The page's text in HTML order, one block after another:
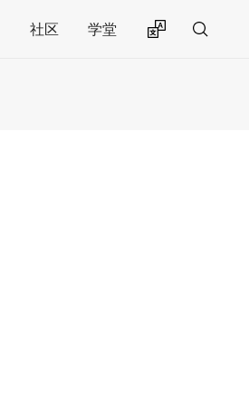
社区 学堂